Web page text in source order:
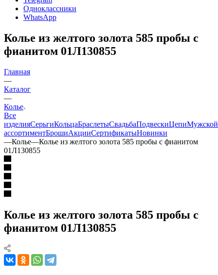
Одноклассники
WhatsApp
Колье из желтого золота 585 пробы с
фианитом 01Л130855
Главная
—
Каталог
—
Колье
Все
изделияСерьгиКольцаБраслетыСвадьбаПодвескиЦепиМужской
ассортиментБрошиАкцииСертификатыНовинки
—Колье—Колье из желтого золота 585 пробы с фианитом
01Л130855
Колье из желтого золота 585 пробы с
фианитом 01Л130855